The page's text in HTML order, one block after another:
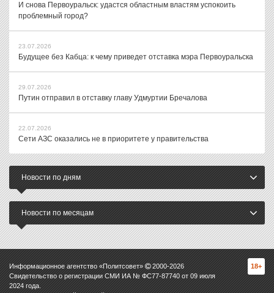
И снова Первоуральск: удастся областным властям успокоить
проблемный город?
23.07.2026
Будущее без Кабца: к чему приведет отставка мэра Первоуральска
29.07.2026
Путин отправил в отставку главу Удмуртии Бречалова
22.07.2026
Сети АЗС оказались не в приоритете у правительства
Новости по дням
Новости по месяцам
Информационное агентство «Политсовет» 2000-2026
Свидетельство о регистрации СМИ ИА № ФС77-87740 от 09 июля
2024 года.
18+